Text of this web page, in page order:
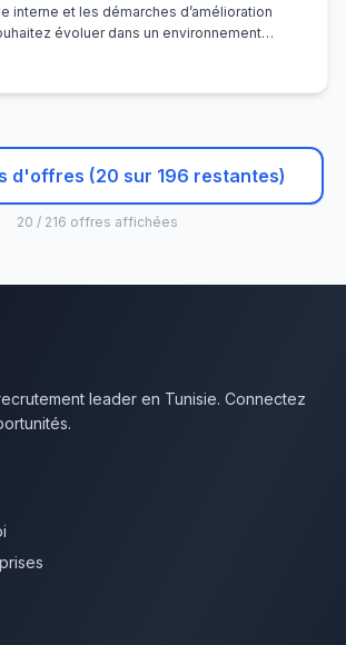
interne et les démarches d’amélioration
évoluer dans un environnement
d'offres (20 sur 196 restantes)
20 / 216 offres affichées
leader en Tunisie. Connectez